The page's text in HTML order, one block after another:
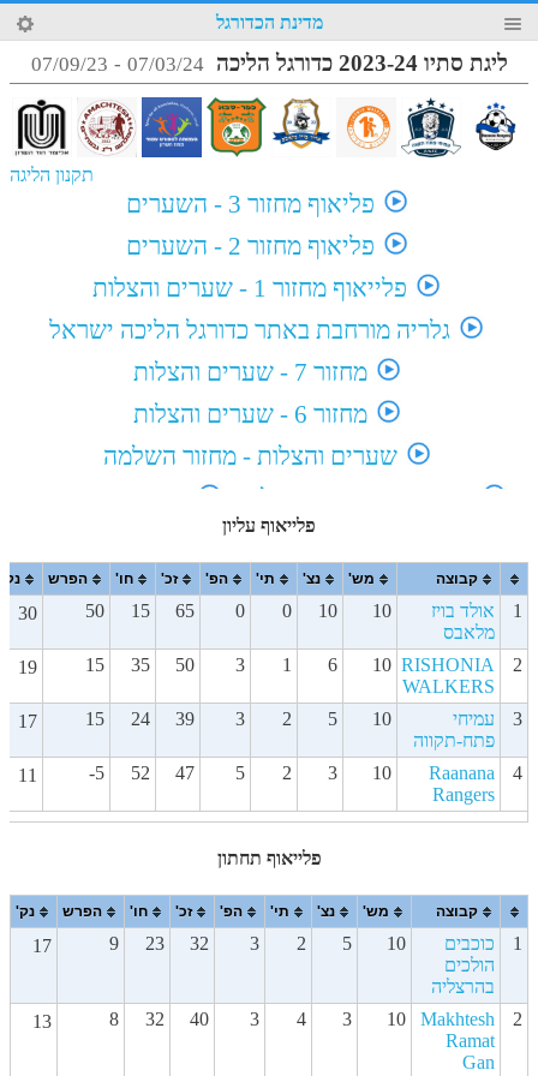
37 מדינת הכדורגל
ליגת סתיו 2023-24 כדורגל הליכה 07/03/24
-
07/09/23
תקנון הליגה
פליאוף מחזור 3 - השערים
פליאוף מחזור 2 - השערים
פלייאוף מחזור 1 - שערים והצלות
גלריה מורחבת באתר כדורגל הליכה ישראל
מחזור 7 - שערים והצלות
מחזור 6 - שערים והצלות
שערים והצלות - מחזור השלמה
מחזור 2 - השערים
מחזור 1 - השערים
פלייאוף עליון
קבוצה מש' נצ' תי' הפ' זכ' חו' הפרש נק'
1
אולד בויז
מלאבס
10
10
0
0
65
15
50
30
2
RISHONIA
WALKERS
10
6
1
3
50
35
15
19
3
עמיחי
פתח-תקווה
10
5
2
3
39
24
15
17
4
Raanana
Rangers
10
3
2
5
47
52
-5
11
פלייאוף תחתון
קבוצה מש' נצ' תי' הפ' זכ' חו' הפרש נק'
1
כוכבים
הולכים
בהרצליה
10
5
2
3
32
23
9
17
2
Makhtesh
Ramat
Gan
10
3
4
3
40
32
8
13
4